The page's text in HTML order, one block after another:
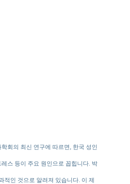
회의 최신 연구에 따르면, 한국 성인
스 등이 주요 원인으로 꼽힙니다. 박
적인 것으로 알려져 있습니다. 이 제